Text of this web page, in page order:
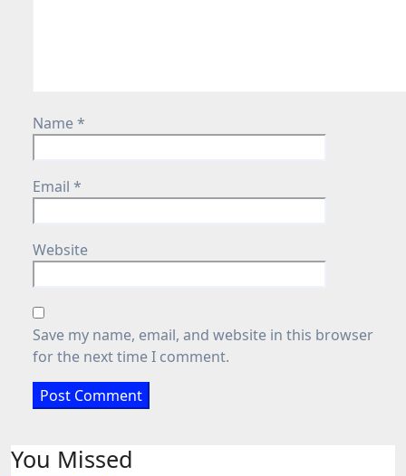
Name*
Email *
Website
Save my name, email, and website in this browser
for the next time I comment.
You Missed